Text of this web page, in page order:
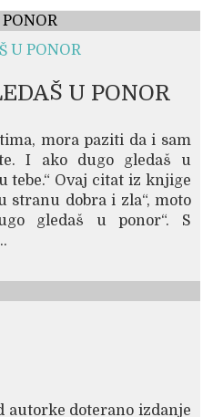
U PONOR
mora paziti da i sam
I ako dugo gledaš u
tebe.“ Ovaj citat iz knjige
stranu dobra i zla“, moto
gledaš u ponor“. S
autorke doterano izdanje